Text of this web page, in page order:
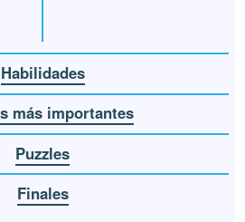
Habilidades
más importantes
Puzzles
Finales